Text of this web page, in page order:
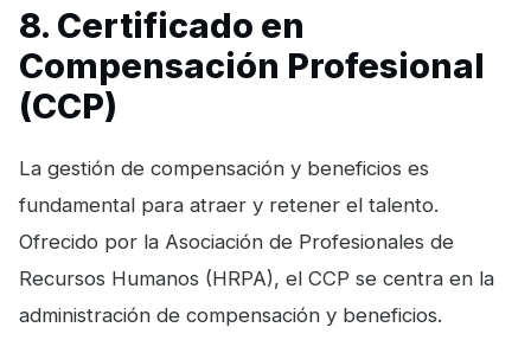
8. Certificado en
Compensación Profesional
(CCP)
La gestión de compensación y beneficios es
fundamental para atraer y retener el talento.
Ofrecido por la Asociación de Profesionales de
Recursos Humanos (HRPA), el CCP se centra en la
administración de compensación y beneficios.